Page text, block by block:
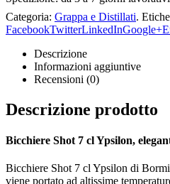
Categoria: Grappa e Distillati.
FacebookTwitterLinkedInGoogle+
Descrizione
Informazioni aggiuntive
Recensioni (0)
Descrizione prodotto
Bicchiere Shot 7 cl Ypsilon,
Bicchiere Shot 7 cl Ypsilon di
viene portato ad altissime